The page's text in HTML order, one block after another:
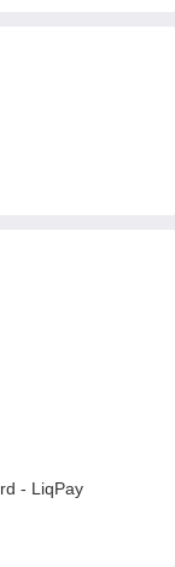
- LiqPay